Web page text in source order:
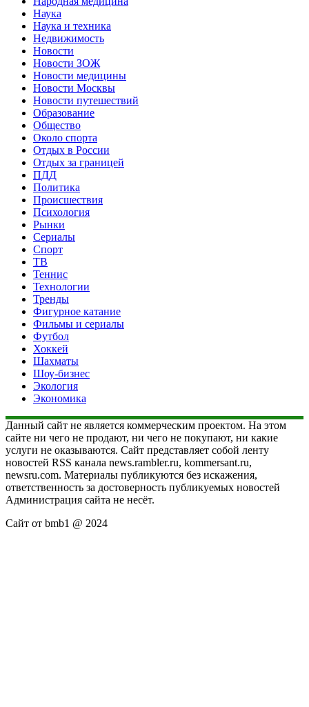
Наука
Наука и техника
Недвижимость
Новости
Новости ЗОЖ
Новости медицины
Новости Москвы
Новости путешествий
Образование
Общество
Около спорта
Отдых в России
Отдых за границей
ПДД
Политика
Происшествия
Психология
Рынки
Сериалы
Спорт
ТВ
Теннис
Технологии
Тренды
Фигурное катание
Фильмы и сериалы
Футбол
Хоккей
Шахматы
Шоу-бизнес
Экология
Экономика
Данный сайт не является коммерческим проектом. На этом
сайте ни чего не продают, ни чего не покупают, ни какие
услуги не оказываются. Сайт представляет собой ленту
новостей RSS канала news.rambler.ru, kommersant.ru,
newsru.com. Материалы публикуются без искажения,
ответственность за достоверность публикуемых новостей
Администрация сайта не несёт.
Сайт от bmb1 @ 2024